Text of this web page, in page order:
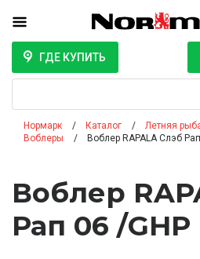
ГДЕ КУПИТЬ
Нормарк Каталог Летняя
Воблеры
Воблер RAPALA Слэб
Воблер
Рап 06 /GHP